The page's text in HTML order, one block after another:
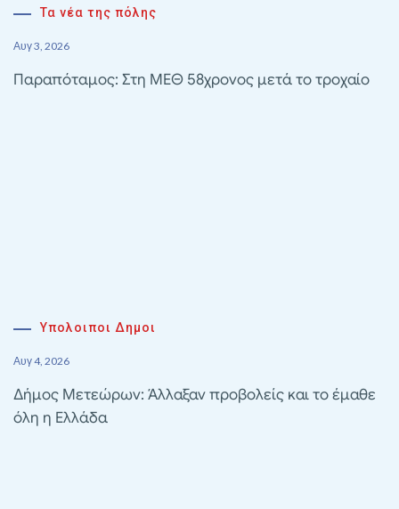
Τα νέα της πόλης
Αυγ 3, 2026
Παραπόταμος: Στη ΜΕΘ 58χρονος μετά το τροχαίο
Υπολοιποι Δημοι
Αυγ 4, 2026
Δήμος Μετεώρων: Άλλαξαν προβολείς και το έμαθε
όλη η Ελλάδα